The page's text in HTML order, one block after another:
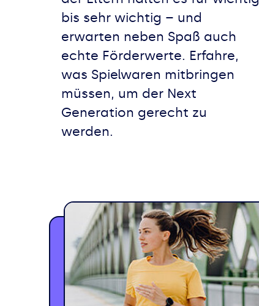
bis sehr wichtig – und
erwarten neben Spaß auch
echte Förderwerte. Erfahre,
was Spielwaren mitbringen
müssen, um der Next
Generation gerecht zu
werden.